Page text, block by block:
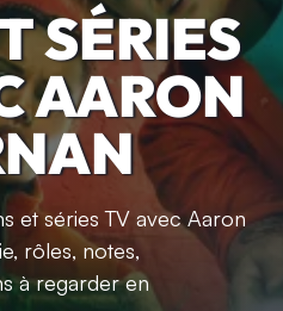
SÉRIES
AARON
et séries TV avec Aaron
rôles, notes,
à regarder en